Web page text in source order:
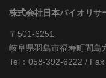
株式会社日本バイオリサ
〒501-6251
岐阜県羽島市福寿町間島
Tel：058-392-6222 /